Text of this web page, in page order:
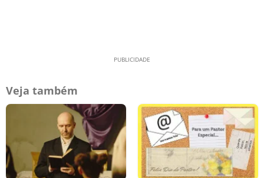
Veja também